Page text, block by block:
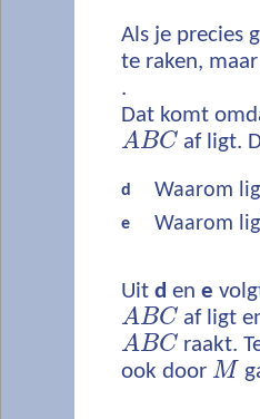
Als je precies
te raken,
.
Dat komt
ABC af ligt.
d Waarom
e Waarom
Uit d en e
ABC af ligt
ABC raakt.
ook door M